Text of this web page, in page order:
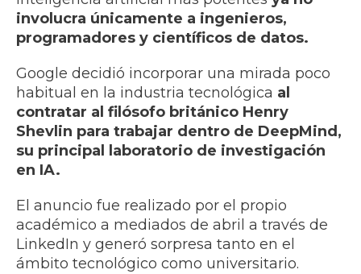
involucra únicamente a ingenieros,
programadores y científicos de datos.
Google decidió incorporar una mirada poco
habitual en la industria tecnológica al
contratar al filósofo británico Henry
Shevlin para trabajar dentro de DeepMind,
su principal laboratorio de investigación
en IA.
El anuncio fue realizado por el propio
académico a mediados de abril a través de
LinkedIn y generó sorpresa tanto en el
ámbito tecnológico como universitario.